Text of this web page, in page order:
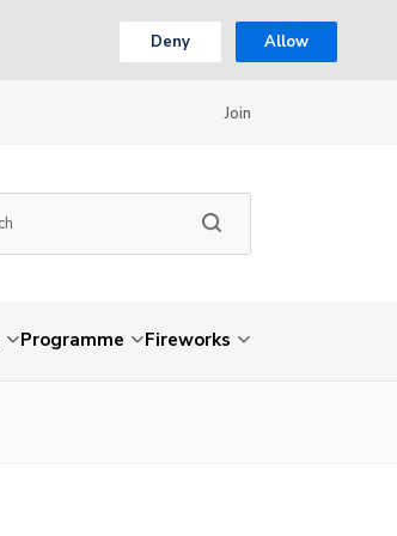
Deny Allow
Join
Programme Fireworks